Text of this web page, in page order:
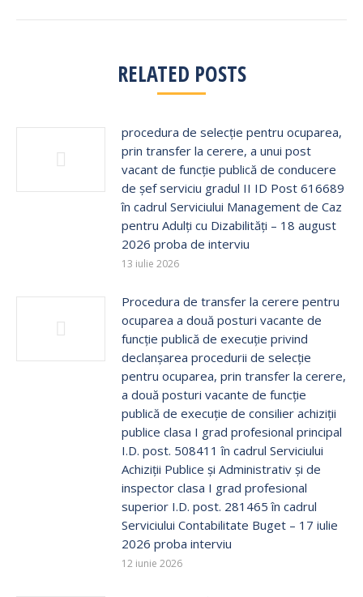
RELATED POSTS
procedura de selecție pentru ocuparea,
prin transfer la cerere, a unui post
vacant de funcție publică de conducere
de șef serviciu gradul II ID Post 616689
în cadrul Serviciului Management de Caz
pentru Adulți cu Dizabilități – 18 august
2026 proba de interviu
13 iulie 2026
Procedura de transfer la cerere pentru
ocuparea a două posturi vacante de
funcție publică de execuţie privind
declanșarea procedurii de selecție
pentru ocuparea, prin transfer la cerere,
a două posturi vacante de funcție
publică de execuţie de consilier achiziții
publice clasa I grad profesional principal
I.D. post. 508411 în cadrul Serviciului
Achiziții Publice și Administrativ și de
inspector clasa I grad profesional
superior I.D. post. 281465 în cadrul
Serviciului Contabilitate Buget – 17 iulie
2026 proba interviu
12 iunie 2026